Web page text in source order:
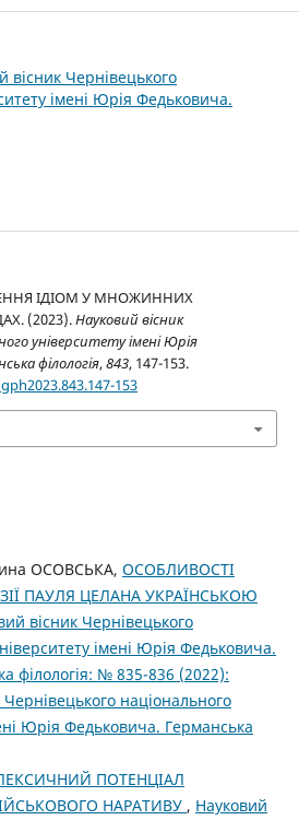
Чернівецького
імені Юрія Федьковича.
ІДІОМ У МНОЖИННИХ
(2023).Науковий вісник
університету імені Юрія
філологія,843, 147-153.
153
ОСОВСЬКА, ОСОБЛИВОСТІ
ПАУЛЯ ЦЕЛАНА УКРАЇНСЬКОЮ
вісник Чернівецького
імені Юрія Федьковича.
філологія: № 835-836 (2022):
національного
Юрія Федьковича. Германська
ПОТЕНЦІАЛ
НАРАТИВУ , Науковий